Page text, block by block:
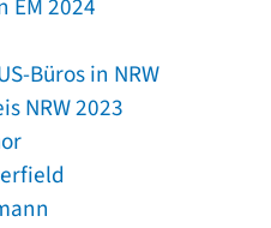
EM 2024
Büros in NRW
NRW 2023